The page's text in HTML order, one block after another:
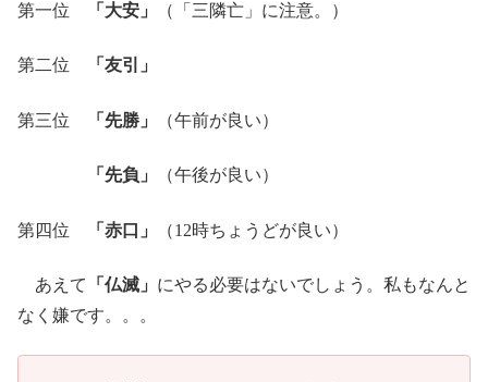
第一位 「大安」 （「三隣亡」に注意。）
第二位 「友引」
第三位 「先勝」 （午前が良い）
「先負」 （午後が良い）
第四位 「赤口」 （12時ちょうどが良い）
あえて 「仏滅」 にやる必要はないでしょう。私もなんと
なく嫌です。。。